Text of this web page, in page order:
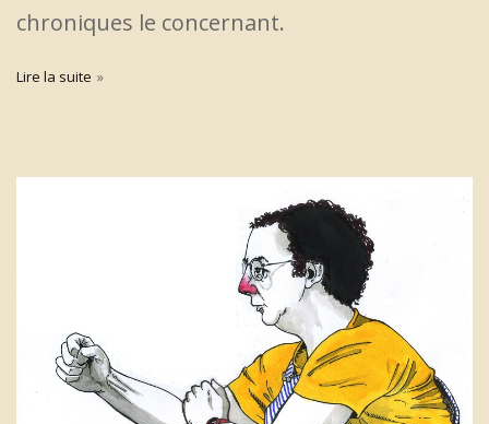
chroniques le concernant.
Lire la suite